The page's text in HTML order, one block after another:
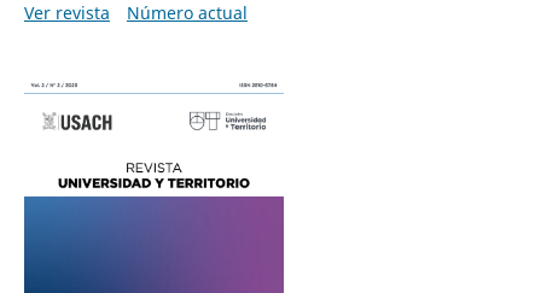
Ver revista
Número actual